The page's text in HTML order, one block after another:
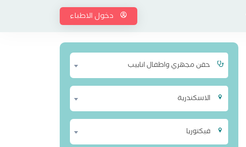
دخول الاطباء
حقن مجهري واطفال انابيب
الاسكندرية
فيكتوريا